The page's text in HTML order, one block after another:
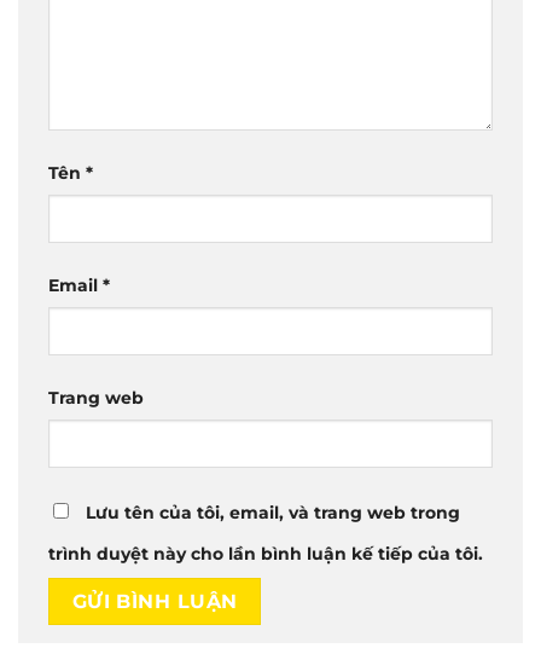
Tên *
Email *
Trang web
Lưu tên của tôi, email, và trang web trong
trình duyệt này cho lần bình luận kế tiếp của tôi.